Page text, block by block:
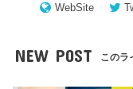
WebSite
NEW POST このラ